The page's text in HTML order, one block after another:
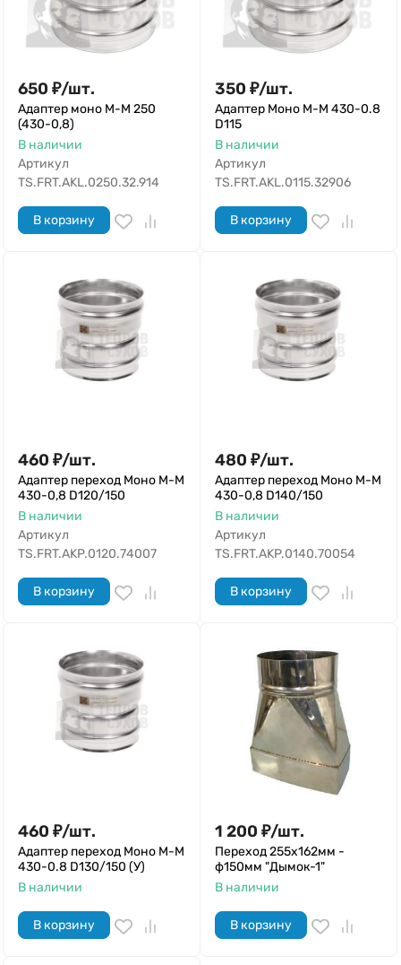
650 ₽/шт.
Адаптер моно М-М 250
(430-0,8)
В наличии
Артикул
TS.FRT.AKL.0250.32.914
В корзину
350 ₽/шт.
Адаптер Моно М-М 430-0.8
D115
В наличии
Артикул
TS.FRT.AKL.0115.32906
В корзину
460 ₽/шт.
Адаптер переход Моно М-М
430-0,8 D120/150
В наличии
Артикул
TS.FRT.AKP.0120.74007
В корзину
480 ₽/шт.
Адаптер переход Моно М-М
430-0,8 D140/150
В наличии
Артикул
TS.FRT.AKP.0140.70054
В корзину
460 ₽/шт.
Адаптер переход Моно М-М
430-0.8 D130/150 (У)
В наличии
В корзину
1 200 ₽/шт.
Переход 255х162мм -
ф150мм "Дымок-1"
В наличии
В корзину